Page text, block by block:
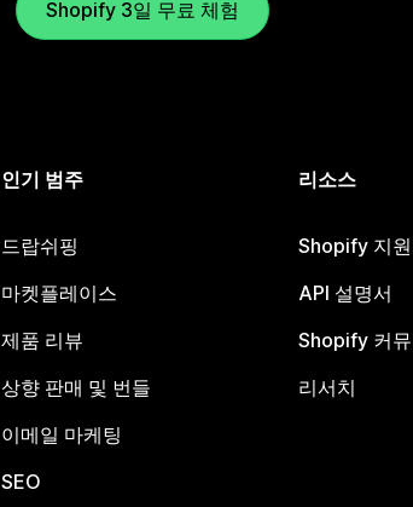
Shopify 3일 무료 체험
인기 범주
드랍쉬핑
마켓플레이스
제품 리뷰
상향 판매 및 번들
이메일 마케팅
SEO
리소스
Shopify 지원
API 설명서
Shopify 커
리서치